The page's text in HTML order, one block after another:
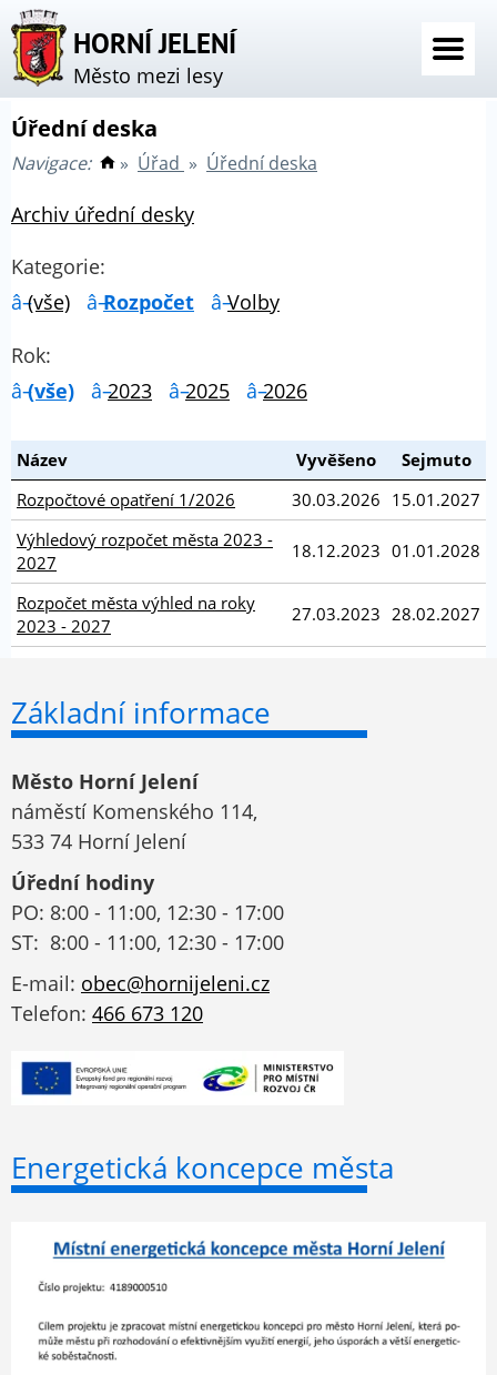
HORNÍ JELENÍ
Město mezi lesy
Úřední deska
Navigace: » Úřad » Úřední deska
Archiv úřední desky
Kategorie:
(vše)
Rozpočet
Volby
Rok:
(vše)
2023 2025 2026
Název Vyvěšeno
Sejmuto
Rozpočtové opatření 1/2026
30.03.2026 15.01.2027
Výhledový rozpočet města 2023 -
2027
18.12.2023 01.01.2028
Rozpočet města výhled na roky
2023 - 2027
27.03.2023 28.02.2027
Základní informace
Město Horní Jelení
náměstí Komenského 114,
533 74 Horní Jelení
Úřední hodiny
PO: 8:00 - 11:00, 12:30 - 17:00
ST: 8:00 - 11:00, 12:30 - 17:00
E-mail: obec@hornijeleni.cz
Telefon: 466 673 120
Energetická koncepce města